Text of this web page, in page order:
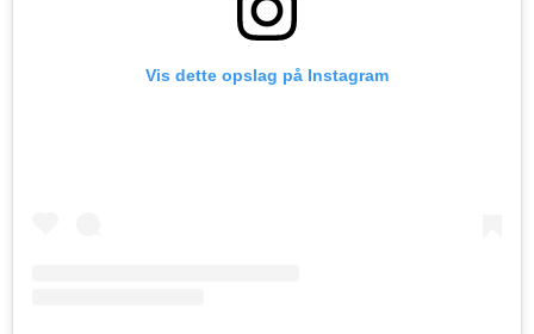
Vis dette opslag på Instagram